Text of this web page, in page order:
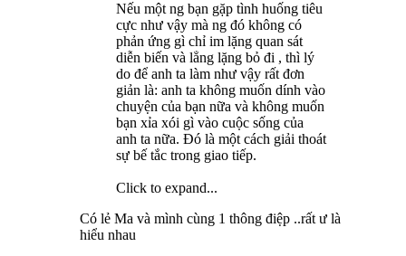
Nếu một ng bạn gặp tình huống tiêu
cực như vậy mà ng đó không có
phản ứng gì chỉ im lặng quan sát
diễn biến và lẳng lặng bỏ đi , thì lý
do để anh ta làm như vậy rất đơn
giản là: anh ta không muốn dính vào
chuyện của bạn nữa và không muốn
bạn xỉa xói gì vào cuộc sống của
anh ta nữa. Đó là một cách giải thoát
sự bế tắc trong giao tiếp.
Click to expand...
Có lẻ Ma và mình cùng 1 thông điệp ..rất ư là
hiểu nhau